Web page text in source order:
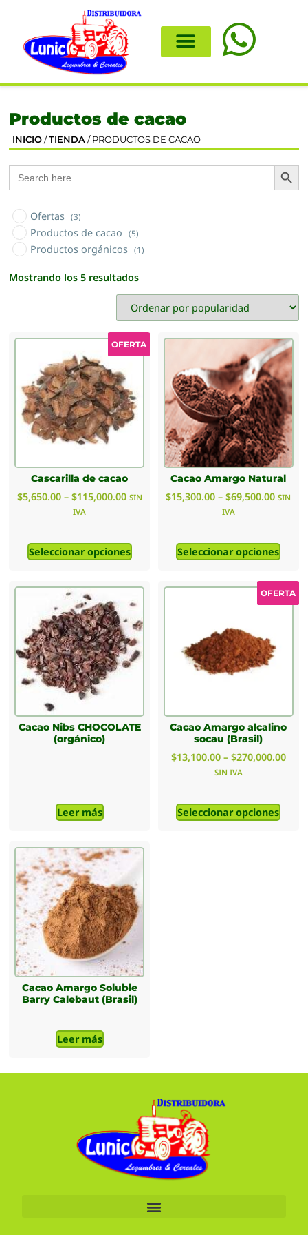
Productos de cacao
INICIO /TIENDA / PRODUCTOS DE CACAO
Search
for:
Ofertas (3)
Productos de cacao (5)
Productos orgánicos (1)
Mostrando los 5 resultados
OFERTA
Cascarilla de cacao
$5,650.00 – $115,000.00 SIN
IVA
Seleccionar opciones
Cacao Amargo Natural
$15,300.00 – $69,500.00 SIN
IVA
Seleccionar opciones
Cacao Nibs CHOCOLATE
(orgánico)
Leer más
OFERTA
Cacao Amargo alcalino
socau (Brasil)
$13,100.00 – $270,000.00
SIN IVA
Seleccionar opciones
Cacao Amargo Soluble
Barry Calebaut (Brasil)
Leer más